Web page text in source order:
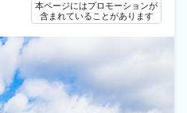
本ページにはプロモーションが
含まれていることがあります